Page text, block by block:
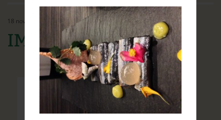
Contacte
Què et ve de gust fer?
18 novembre, 2015
IMG_9484